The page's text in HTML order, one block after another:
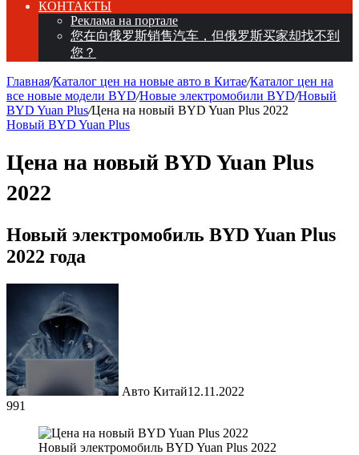
КОНТАКТЫ
Реклама на портале
您在向俄罗斯销售汽车，但俄罗斯买家却找不到
您？
Главная/Каталог цен на новые авто в Китае/Каталог цен на
все новые модели BYD/Новые электромобили BYD/Новый
BYD Yuan Plus/Цена на новый BYD Yuan Plus 2022
Новый BYD Yuan Plus
Цена на новый BYD Yuan Plus
2022
Новый электромобиль BYD Yuan Plus
2022 года
Авто Китай12.11.2022
991
Новый электромобиль BYD Yuan Plus 2022